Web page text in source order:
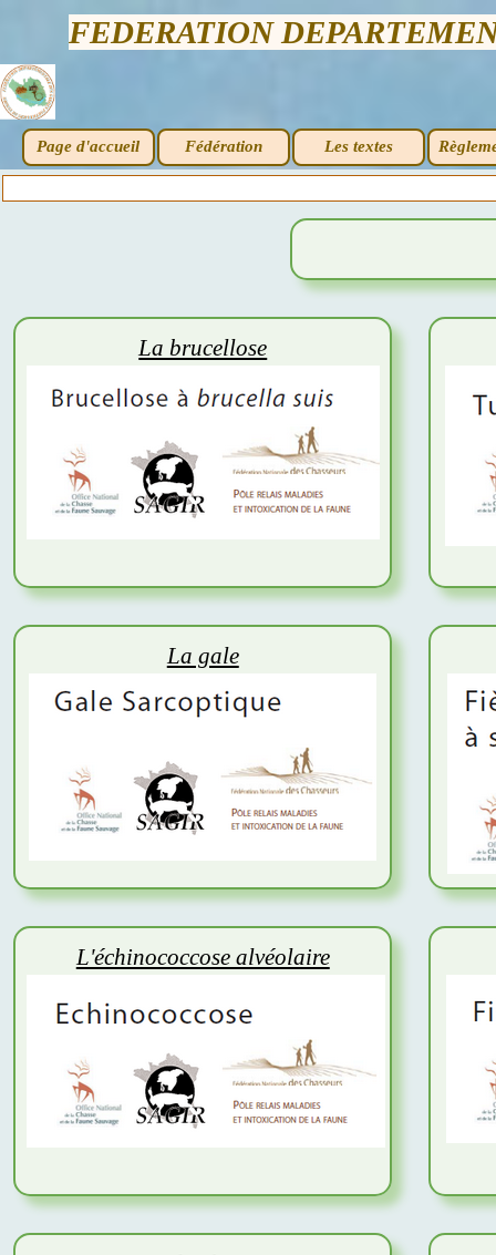
FEDERATION
Page d'accueil Fédération Les textes
La brucellose
La gale
L'échinococcose alvéolaire